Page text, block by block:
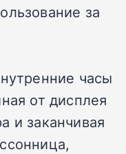
за
часы
от дисплея
и заканчивая